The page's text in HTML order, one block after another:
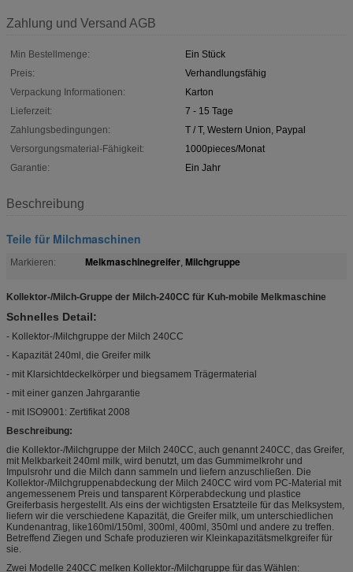
Zahlung und Versand AGB
Min Bestellmenge:
Ein Stück
Preis:
Verhandlungsfähig
Verpackung Informationen:
Karton
Lieferzeit:
7 - 15 Tage
Zahlungsbedingungen:
T / T, Western Union, Paypal
Versorgungsmaterial-Fähigkeit:
1000pieces/Monat
Garantie:
Ein Jahr
Beschreibung
Teile für Milchmaschinen
Markieren: Melkmaschinegreifer, Milchgruppe
Kollektor-/Milch-Gruppe der Milch-240CC für Kuh-mobile Melkmaschine
Schnelles Detail:
- Kollektor-/Milchgruppe der Milch 240CC
- Kapazität 240ml, die Greifer milk
- mit Klarsichtdeckelkörper und biegsamem Trägermaterial
- mit einer ganzen Jahrgarantie
- mit ISO9001: Zertifikat 2008
Beschreibung:
die Kollektor-/Milchgruppe der Milch 240CC, auch genannt 240CC, das Greifer,
mit Melkbarkeit 240ml milk, wird benutzt, um das Gummimelkrohr und
Impulsrohr und die Milch dann sammeln und liefern anzuschließen. Die
Kollektor-/Milchgruppenabdeckung der Milch 240CC wird vom PC-Material mit
angemessenem Preis und tansparent Körperabdeckung und plastice
Greiferbasis hergestellt. Als eins der wichtigsten Ersatzteile für das Melksystem,
liefern wir die verschiedene Kapazität, die Greifer milk, um unterschiedlichen
Kundenantrag, like160ml/150ml, 300ml, 400ml, 350ml und andere zu treffen.
Betreffend Ziegen und Schafe produzieren wir Kleinkapazitätsmelkgreifer für
sie.
Zwei Modelle 240CC melken Kollektor-/Milchgruppe für das Wählen: